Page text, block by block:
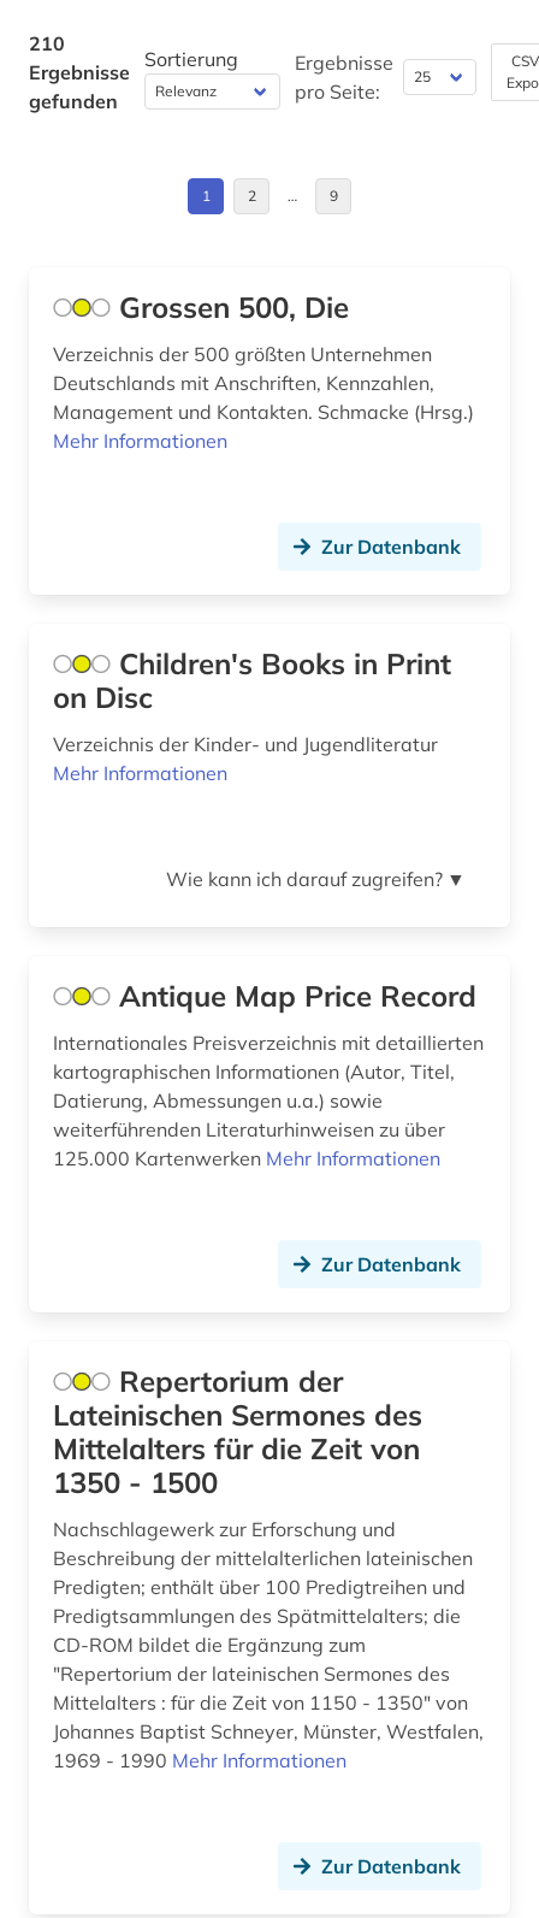
buchhandel (10)
bundesrecht (1)
cd-rom (19)
chemie (2)
chronikhandschrift (1)
dedesdorf (1)
digitale quellensammlungen (1)
digitalisierung (2)
dissertation (1)
doetichum (1)
e-learning (1)
einwanderer (2)
einwanderung (1)
elektronische zeitschrift (1)
elsfleth (1)
en-norm (1)
en-vornorm (1)
Osteuropa (1)
USA (3)
210
Ergebnisse
gefunden
Sortierung
Ergebnisse
pro Seite:
1 2 … 9
Grossen 500, Die
Verzeichnis der 500 größten Unternehmen
Deutschlands mit Anschriften, Kennzahlen,
Management und Kontakten. Schmacke (Hrsg.)
Mehr Informationen
Zur Datenbank
Children's Books in Print
on Disc
Verzeichnis der Kinder- und Jugendliteratur
Mehr Informationen
Wie kann ich darauf zugreifen? ▼
Antique Map Price Record
Internationales Preisverzeichnis mit detaillierten
kartographischen Informationen (Autor, Titel,
Datierung, Abmessungen u.a.) sowie
weiterführenden Literaturhinweisen zu über
125.000 Kartenwerken Mehr Informationen
Zur Datenbank
Repertorium der
Lateinischen Sermones des
Mittelalters für die Zeit von
1350 - 1500
Nachschlagewerk zur Erforschung und
Beschreibung der mittelalterlichen lateinischen
Predigten; enthält über 100 Predigtreihen und
Predigtsammlungen des Spätmittelalters; die
CD-ROM bildet die Ergänzung zum
"Repertorium der lateinischen Sermones des
Mittelalters : für die Zeit von 1150 - 1350" von
Johannes Baptist Schneyer, Münster, Westfalen,
1969 - 1990 Mehr Informationen
Zur Datenbank